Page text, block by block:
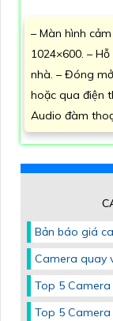
– Màn hình
1024×600. –
nhà. – Đóng
hoặc qua điện
Audio đàm
Bản báo giá
Camera quay
Top 5 Camera
Top 5 Camera